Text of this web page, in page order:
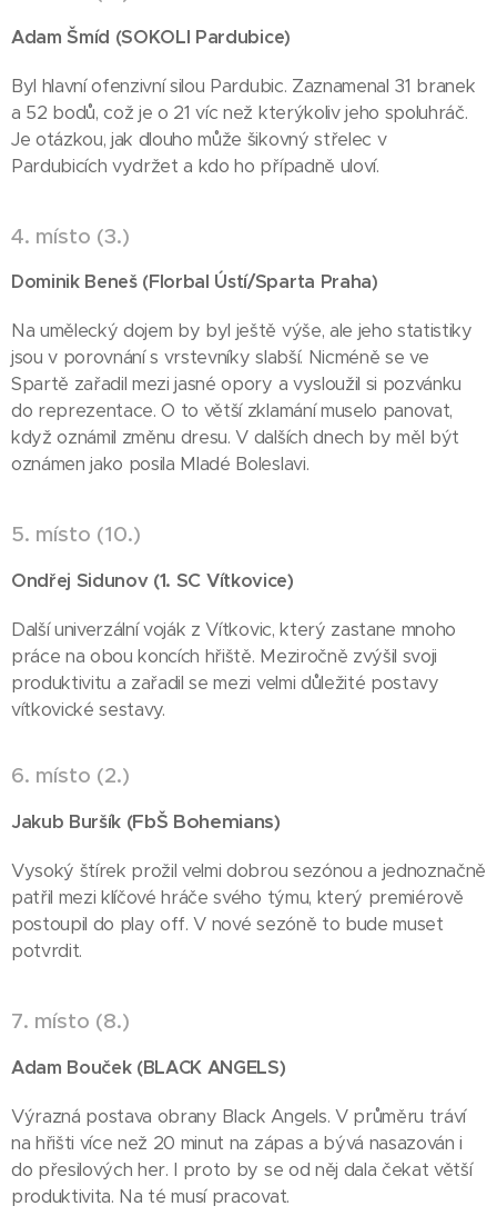
Adam Šmíd (SOKOLI Pardubice)
Byl hlavní ofenzivní silou Pardubic. Zaznamenal 31 branek
a 52 bodů, což je o 21 víc než kterýkoliv jeho spoluhráč.
Je otázkou, jak dlouho může šikovný střelec v
Pardubicích vydržet a kdo ho případně uloví.
4. místo (3.)
Dominik Beneš (Florbal Ústí/Sparta Praha)
Na umělecký dojem by byl ještě výše, ale jeho statistiky
jsou v porovnání s vrstevníky slabší. Nicméně se ve
Spartě zařadil mezi jasné opory a vysloužil si pozvánku
do reprezentace. O to větší zklamání muselo panovat,
když oznámil změnu dresu. V dalších dnech by měl být
oznámen jako posila Mladé Boleslavi.
5. místo (10.)
Ondřej Sidunov (1. SC Vítkovice)
Další univerzální voják z Vítkovic, který zastane mnoho
práce na obou koncích hřiště. Meziročně zvýšil svoji
produktivitu a zařadil se mezi velmi důležité postavy
vítkovické sestavy.
6. místo (2.)
Jakub Buršík (FbŠ Bohemians)
Vysoký štírek prožil velmi dobrou sezónou a jednoznačně
patřil mezi klíčové hráče svého týmu, který premiérově
postoupil do play off. V nové sezóně to bude muset
potvrdit.
7. místo (8.)
Adam Bouček (BLACK ANGELS)
Výrazná postava obrany Black Angels. V průměru tráví
na hřišti více než 20 minut na zápas a bývá nasazován i
do přesilových her. I proto by se od něj dala čekat větší
produktivita. Na té musí pracovat.